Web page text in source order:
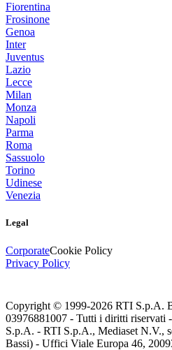
Fiorentina
Frosinone
Genoa
Inter
Juventus
Lazio
Lecce
Milan
Monza
Napoli
Parma
Roma
Sassuolo
Torino
Udinese
Venezia
Legal
CorporateCookie Policy
Privacy Policy
Copyright © 1999-2026 RTI S.p.A.
03976881007 - Tutti i diritti riservati
S.p.A. - RTI S.p.A., Mediaset N.V.,
Bassi) - Uffici Viale Europa 46,